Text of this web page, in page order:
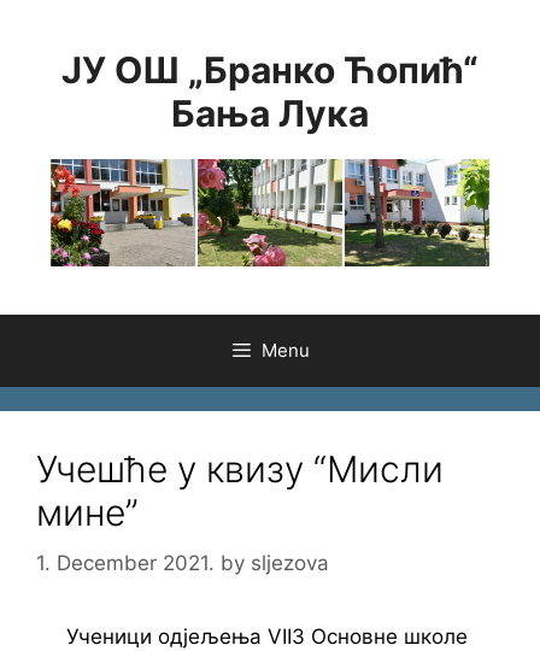
contentЈУ ОШ „Бранко Ћопић“
Бања Лука
Menu
Учешће у квизу “Мисли
мине”
1. December 2021. by sljezova
Ученици одјељења VII3 Основне школе